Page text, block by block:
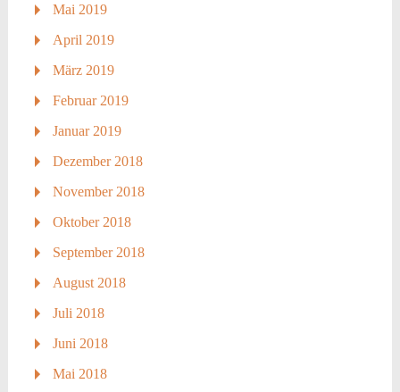
Mai 2019
April 2019
März 2019
Februar 2019
Januar 2019
Dezember 2018
November 2018
Oktober 2018
September 2018
August 2018
Juli 2018
Juni 2018
Mai 2018